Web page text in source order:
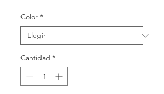
Color *
Cantidad *